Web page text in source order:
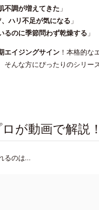
不調が増えてきた 」
ハリ不足が気になる 」
るのに季節問わず乾燥する 」
エイジングサイン ！本格的
そんな方にぴったりのシリー
が動画で解説！
るのは…